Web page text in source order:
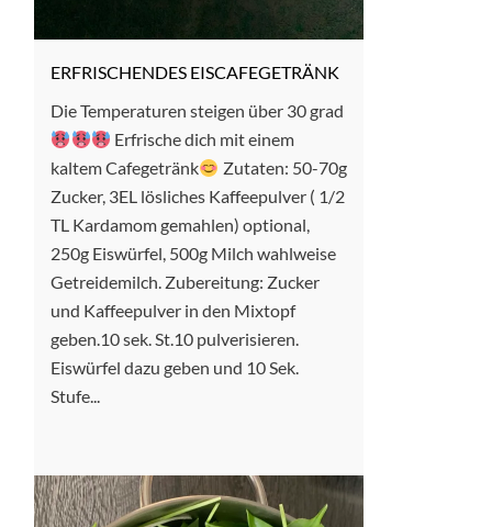
ERFRISCHENDES EISCAFEGETRÄNK
Die Temperaturen steigen über 30 grad
Erfrische dich mit einem
kaltem Cafegetränk
Zutaten: 50-70g
Zucker, 3EL lösliches Kaffeepulver ( 1/2
TL Kardamom gemahlen) optional,
250g Eiswürfel, 500g Milch wahlweise
Getreidemilch. Zubereitung: Zucker
und Kaffeepulver in den Mixtopf
geben.10 sek. St.10 pulverisieren.
Eiswürfel dazu geben und 10 Sek.
Stufe...